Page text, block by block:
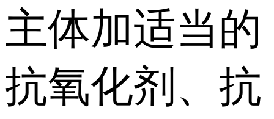
主体加适当的
抗氧化剂、抗